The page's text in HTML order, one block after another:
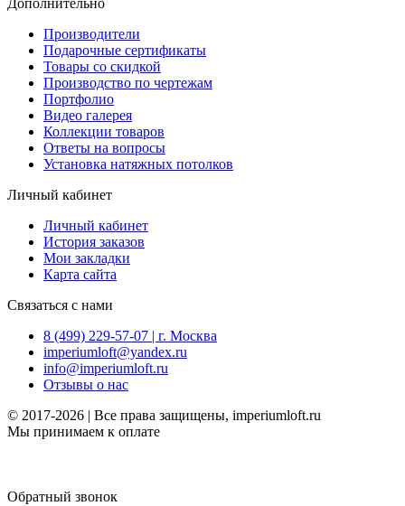
Дополнительно
Производители
Подарочные сертификаты
Товары со скидкой
Производство по чертежам
Портфолио
Видео галерея
Коллекции товаров
Ответы на вопросы
Установка натяжных потолков
Личный кабинет
Личный кабинет
История заказов
Мои закладки
Карта сайта
Связаться с нами
8 (499) 229-57-07 | г. Москва
imperiumloft@yandex.ru
info@imperiumloft.ru
Отзывы о нас
© 2017-2026 | Все права защищены, imperiumloft.ru
Мы принимаем к оплате
Обратный звонок